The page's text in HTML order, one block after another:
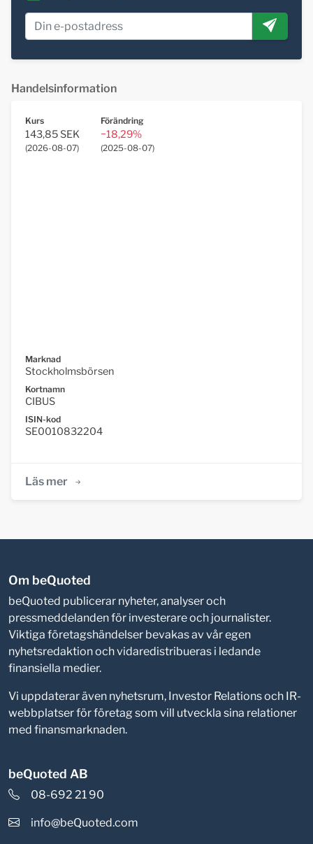
Handelsinformation
Kurs
143,85 SEK
(2026-08-07)
Förändring
−18,29%
(2025-08-07)
Marknad
Stockholmsbörsen
Kortnamn
CIBUS
ISIN-kod
SE0010832204
Läs mer
Om beQuoted
beQuoted publicerar nyheter, analyser och
pressmeddelanden för investerare och journalister.
Viktiga företagshändelser bevakas av vår egen
nyhetsredaktion och vidaredistribueras i ledande
finansiella medier.
Vi uppdaterar även nyhetsrum, Investor Relations och IR-
webbplatser för företag som vill utveckla sina relationer
med finansmarknaden.
beQuoted AB
08-692 21 90
info@beQuoted.com